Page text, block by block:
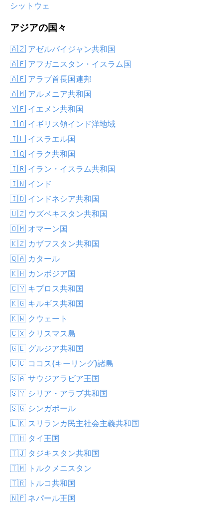
シットウェ
アジアの国々
🇦🇿 アゼルバイジャン共和国
🇦🇫 アフガニスタン・イスラム国
🇦🇪 アラブ首長国連邦
🇦🇲 アルメニア共和国
🇾🇪 イエメン共和国
🇮🇴 イギリス領インド洋地域
🇮🇱 イスラエル国
🇮🇶 イラク共和国
🇮🇷 イラン・イスラム共和国
🇮🇳 インド
🇮🇩 インドネシア共和国
🇺🇿 ウズベキスタン共和国
🇴🇲 オマーン国
🇰🇿 カザフスタン共和国
🇶🇦 カタール
🇰🇭 カンボジア国
🇨🇾 キプロス共和国
🇰🇬 キルギス共和国
🇰🇼 クウェート
🇨🇽 クリスマス島
🇬🇪 グルジア共和国
🇨🇨 ココス(キーリング)諸島
🇸🇦 サウジアラビア王国
🇸🇾 シリア・アラブ共和国
🇸🇬 シンガポール
🇱🇰 スリランカ民主社会主義共和国
🇹🇭 タイ王国
🇹🇯 タジキスタン共和国
🇹🇲 トルクメニスタン
🇹🇷 トルコ共和国
🇳🇵 ネパール王国